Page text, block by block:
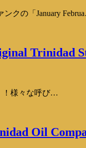
クの「January
Trinidad
！様々な呼び…
Oil